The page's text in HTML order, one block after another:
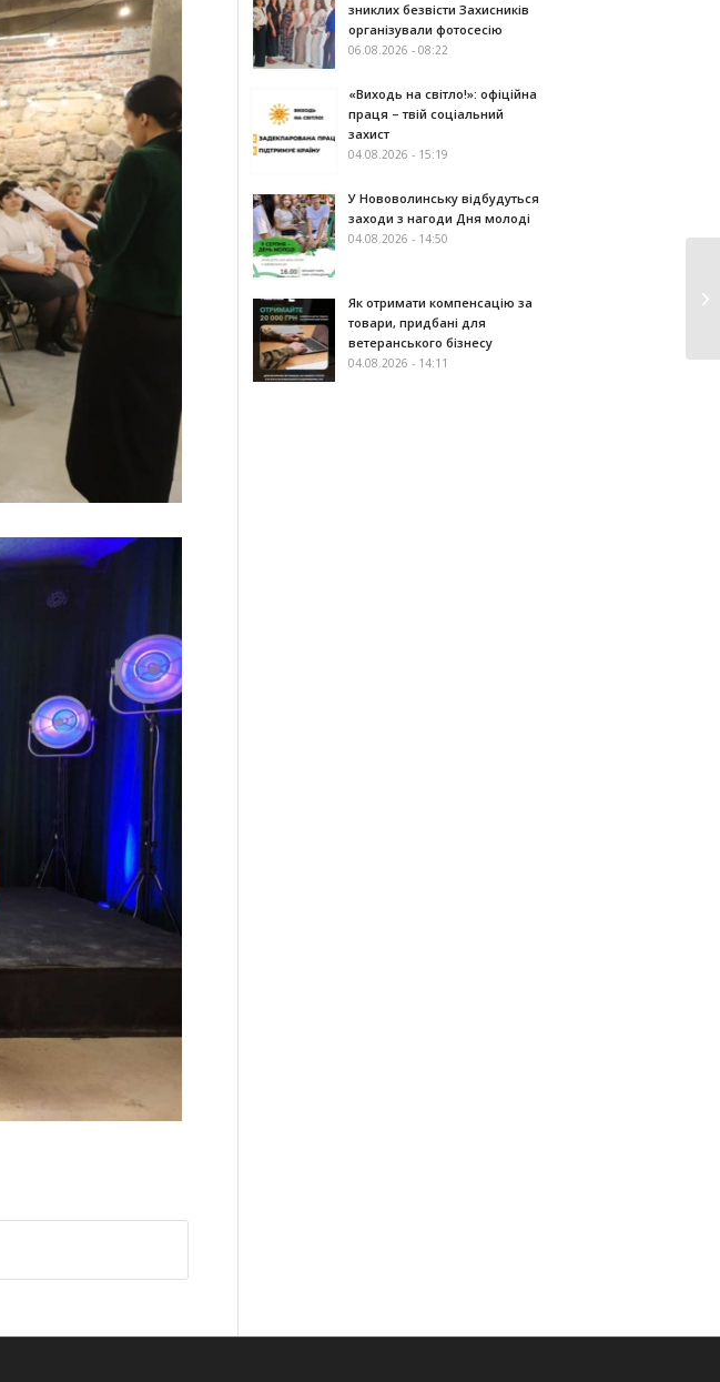
зниклих безвісти Захисників
організували фотосесію
06.08.2026 - 08:22
«Виходь на світло!»: офіційна
праця – твій соціальний
захист
04.08.2026 - 15:19
У Нововолинську відбудуться
заходи з нагоди Дня молоді
04.08.2026 - 14:50
Як отримати компенсацію за
товари, придбані для
ветеранського бізнесу
04.08.2026 - 14:11